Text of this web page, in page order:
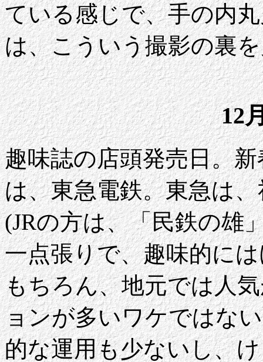
ている感じで、手の内
は、こういう撮影の裏
12
趣味誌の店頭発売日。
は、東急電鉄。東急は
(JRの方は、「民鉄の雄
一点張りで、趣味的に
もちろん、地元では人
ョンが多いワケではな
的な運用も少ないし、